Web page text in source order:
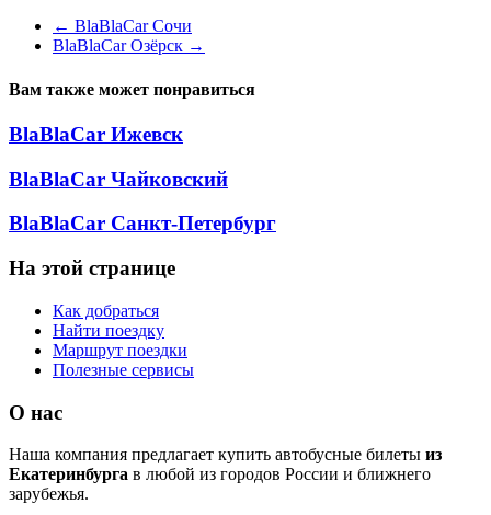
← BlaBlaCar Сочи
BlaBlaCar Озёрск →
Вам также может понравиться
BlaBlaCar Ижевск
BlaBlaCar Чайковский
BlaBlaCar Санкт-Петербург
На этой странице
Как добраться
Найти поездку
Маршрут поездки
Полезные сервисы
О нас
Наша компания предлагает купить автобусные билеты из
Екатеринбурга в любой из городов России и ближнего
зарубежья.